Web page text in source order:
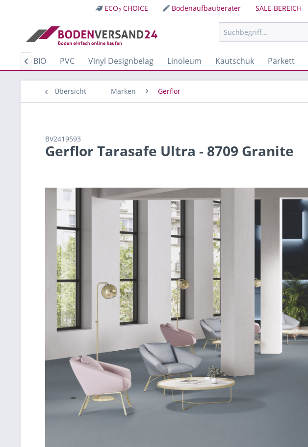
ECO2 CHOICE Bodenaufbauberater SALE-BEREICH
BIO PVC Vinyl Designbelag Linoleum Kautschuk Parkett

Übersicht Marken Gerflor
BV2419593
Gerflor Tarasafe Ultra - 8709 Granite